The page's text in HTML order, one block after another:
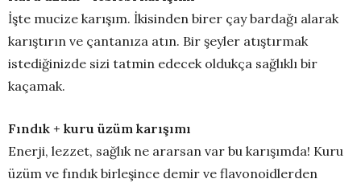
İşte mucize karışım. İkisinden birer çay bardağı alarak
karıştırın ve çantanıza atın. Bir şeyler atıştırmak
istediğinizde sizi tatmin edecek oldukça sağlıklı bir
kaçamak.
Fındık + kuru üzüm karışımı
Enerji, lezzet, sağlık ne ararsan var bu karışımda! Kuru
üzüm ve fındık birleşince demir ve flavonoidlerden